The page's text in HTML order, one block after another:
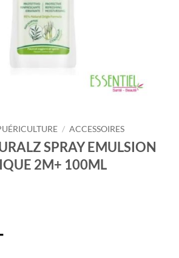
/ ACCESSOIRES
SPRAY EMULSION
2M+ 100ML